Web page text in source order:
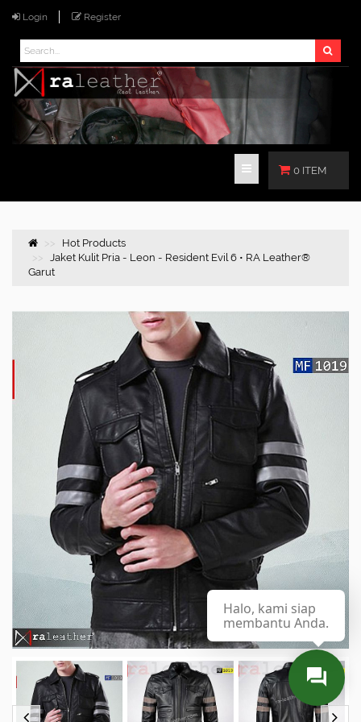
Login Register
0 ITEM
Hot Products
Jaket Kulit Pria - Leon - Resident Evil 6 • RA Leather®
Garut
Halo, kami siap
membantu Anda.